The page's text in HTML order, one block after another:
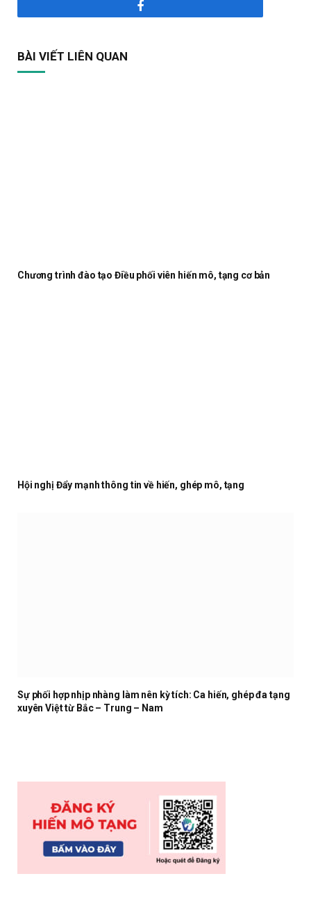
Facebook
BÀI VIẾT LIÊN QUAN
Chương trình đào tạo Điều phối viên hiến mô, tạng cơ bản
Hội nghị Đẩy mạnh thông tin về hiến, ghép mô, tạng
Sự phối hợp nhịp nhàng làm nên kỳ tích: Ca hiến, ghép đa tạng
xuyên Việt từ Bắc – Trung – Nam